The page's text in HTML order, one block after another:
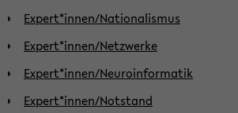
Expert*innen/Nationalismus
Expert*innen/Netzwerke
Expert*innen/Neuroinformatik
Expert*innen/Notstand